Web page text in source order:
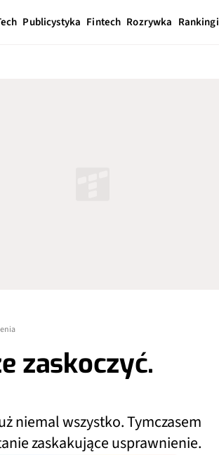
Publicystyka Fintech Rozrywka Rankingi
zaskoczyć.
niemal wszystko. Tymczasem
zaskakujące usprawnienie.